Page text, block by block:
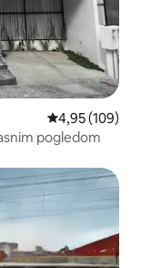
Prosječna
4,95 (109)
pogledom